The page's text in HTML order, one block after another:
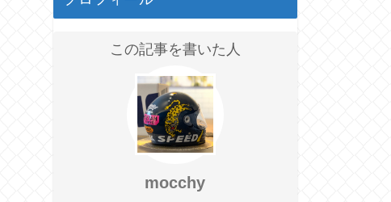
この記事を書いた人
mocchy